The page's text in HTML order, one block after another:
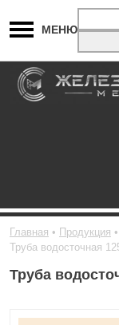
МЕНЮ
Главная Продукция
Труба водосточная
Труба